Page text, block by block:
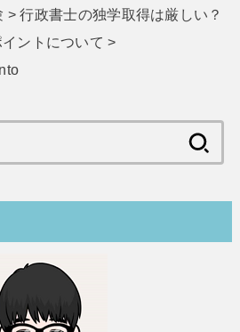
>行政書士の独学取得は厳しい？
ントについて >
索: